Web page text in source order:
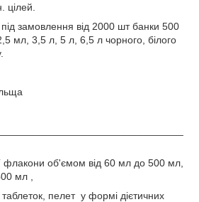
цілей.
замовлення від 2000 шт банки 500
мл, 3,5 л, 5 л, 6,5 л чорного, білого
об'ємом від 60 мл до 500 мл,
мл ,
пелет у формі дієтичних